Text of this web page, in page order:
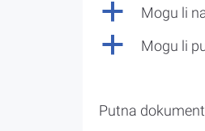
a Mogu li
a Mogu li
Putna